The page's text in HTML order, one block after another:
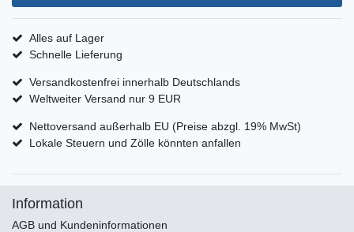
Alles auf Lager
Schnelle Lieferung
Versandkostenfrei innerhalb Deutschlands
Weltweiter Versand nur 9 EUR
Nettoversand außerhalb EU (Preise abzgl. 19% MwSt)
Lokale Steuern und Zölle könnten anfallen
Information
AGB und Kundeninformationen